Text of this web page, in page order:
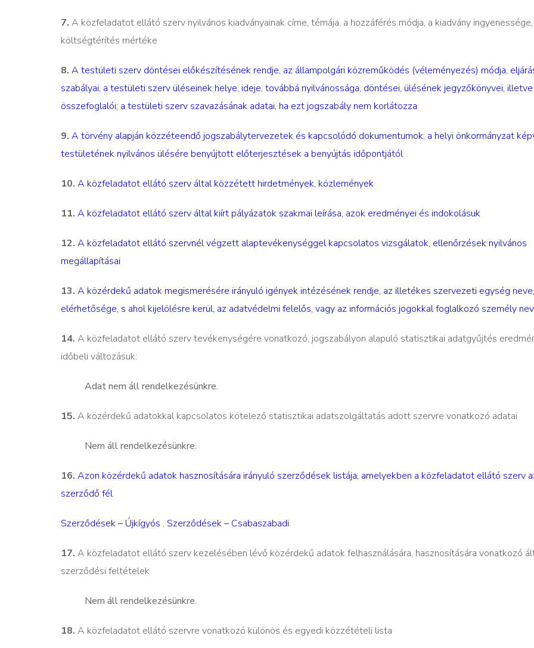
7. A közfeladatot ellátó szerv nyilvános kiadványainak címe, témája, a hozzáférés módja, a kiadvány
költségtérítés mértéke
8. A testületi szerv döntései előkészítésének rendje, az állampolgári közreműködés (véleményezés) módja,
szabályai, a testületi szerv üléseinek helye, ideje, továbbá nyilvánossága, döntései, ülésének jegyzőkönyvei, illetve
összefoglalói; a testületi szerv szavazásának adatai, ha ezt jogszabály nem korlátozza
9. A törvény alapján közzéteendő jogszabálytervezetek és kapcsolódó dokumentumok; a helyi önkormányzat
testületének nyilvános ülésére benyújtott előterjesztések a benyújtás időpontjától
10. A közfeladatot ellátó szerv által közzétett hirdetmények, közlemények
11. A közfeladatot ellátó szerv által kiírt pályázatok szakmai leírása, azok eredményei és indokolásuk
12. A közfeladatot ellátó szervnél végzett alaptevékenységgel kapcsolatos vizsgálatok, ellenőrzések nyilvános
megállapításai
13. A közérdekű adatok megismerésére irányuló igények intézésének rendje, az illetékes szervezeti egység neve,
elérhetősége, s ahol kijelölésre kerül, az adatvédelmi felelős, vagy az információs jogokkal foglalkozó személy
14. A közfeladatot ellátó szerv tevékenységére vonatkozó, jogszabályon alapuló statisztikai adatgyűjtés
időbeli változásuk:
Adat nem áll rendelkezésünkre.
15. A közérdekű adatokkal kapcsolatos kötelező statisztikai adatszolgáltatás adott szervre vonatkozó adatai
Nem áll rendelkezésünkre.
16. Azon közérdekű adatok hasznosítására irányuló szerződések listája, amelyekben a közfeladatot ellátó szerv
szerződő fél
Szerződések – Újkígyós , Szerződések – Csabaszabadi
17. A közfeladatot ellátó szerv kezelésében lévő közérdekű adatok felhasználására, hasznosítására vonatkozó
szerződési feltételek
Nem áll rendelkezésünkre.
18. A közfeladatot ellátó szervre vonatkozó különös és egyedi közzétételi lista